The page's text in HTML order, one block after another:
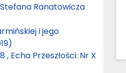
Ranatowicza
i jego
, Echa Przeszłości: Nr X